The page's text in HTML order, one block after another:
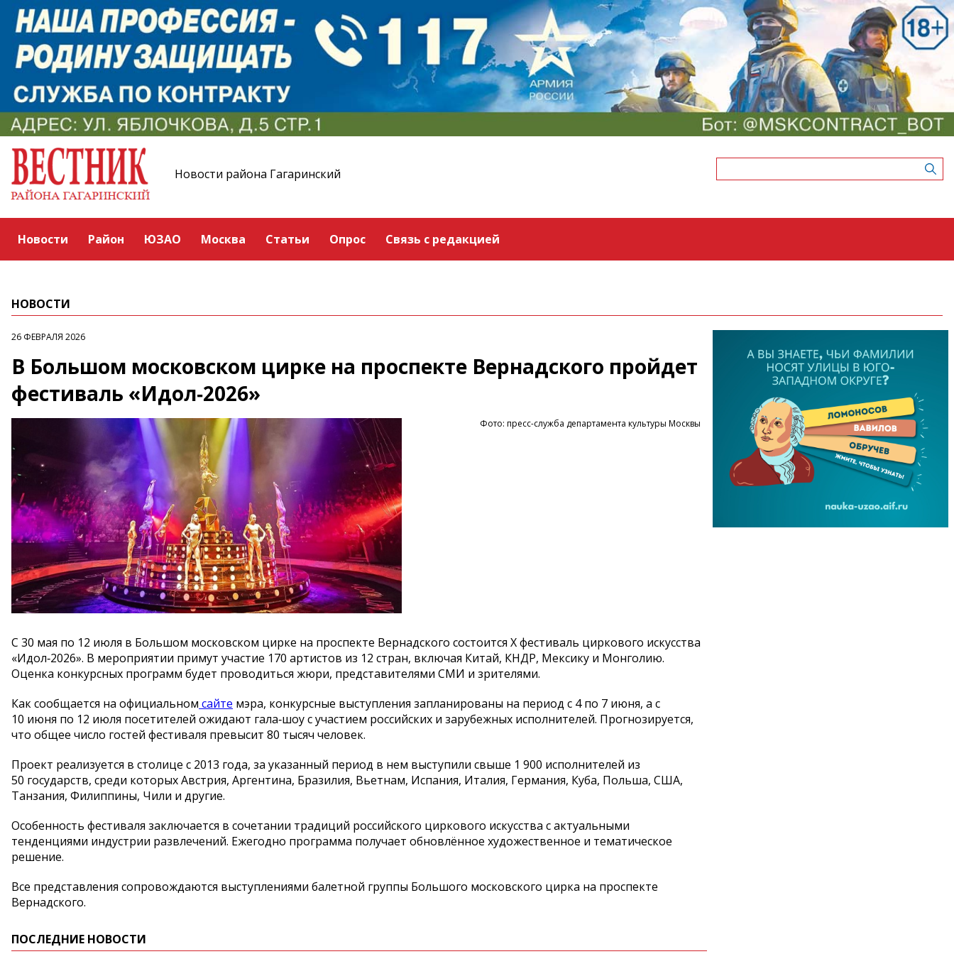
Новости района Гагаринский
Новости Район ЮЗАО Москва Статьи Опрос Связь с редакцией
НОВОСТИ
26 ФЕВРАЛЯ 2026
В Большом московском цирке на проспекте Вернадского пройдет
фестиваль «Идол‑2026»
Фото: пресс-служба департамента культуры Москвы
С 30 мая по 12 июля в Большом московском цирке на проспекте Вернадского состоится X фестиваль циркового искусства
«Идол‑2026». В мероприятии примут участие 170 артистов из 12 стран, включая Китай, КНДР, Мексику и Монголию.
Оценка конкурсных программ будет проводиться жюри, представителями СМИ и зрителями.
Как сообщается на официальном сайте мэра, конкурсные выступления запланированы на период с 4 по 7 июня, а с
10 июня по 12 июля посетителей ожидают гала‑шоу с участием российских и зарубежных исполнителей. Прогнозируется,
что общее число гостей фестиваля превысит 80 тысяч человек.
Проект реализуется в столице с 2013 года, за указанный период в нем выступили свыше 1 900 исполнителей из
50 государств, среди которых Австрия, Аргентина, Бразилия, Вьетнам, Испания, Италия, Германия, Куба, Польша, США,
Танзания, Филиппины, Чили и другие.
Особенность фестиваля заключается в сочетании традиций российского циркового искусства с актуальными
тенденциями индустрии развлечений. Ежегодно программа получает обновлённое художественное и тематическое
решение.
Все представления сопровождаются выступлениями балетной группы Большого московского цирка на проспекте
Вернадского.
ПОСЛЕДНИЕ НОВОСТИ